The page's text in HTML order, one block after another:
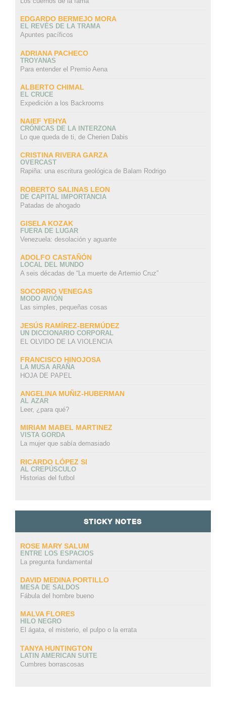
EDGARDO BERMEJO MORA
EL REVÉS DE LA TRAMA
Apuntes pacíficos
ADRIANA PACHECO
TROYANAS
Para entender el Premio Aena
ALBERTO CHIMAL
EL CRUCE
Expedición a los Backrooms
NAIEF YEHYA
CRÓNICAS DE LA INTERZONA
Lo que queda de ti, de Cherien Dabis
CRISTINA RIVERA GARZA
OVERCAST
Rapiña: una escritura geológica de Balam Rodrigo
ROBERTO SALINAS LEON
DE CAPITAL IMPORTANCIA
Patadas de ahogado
GISELA KOZAK
FUERA DE LUGAR
Venezuela: desolación y aguante
ADOLFO CASTAÑÓN
LOCAL DEL MUNDO
A seis décadas de “La muerte de Artemio Cruz”
SOCORRO VENEGAS
MODO AVIÓN
Las simples, pequeñas cosas
JESÚS RAMÍREZ-BERMÚDEZ
UN DICCIONARIO CORPORAL
EL OLVIDO DE LA VIOLENCIA
FRANCISCO HINOJOSA
LA MUSA ARAÑA
HOJA DE PAPEL
ANGELINA MUÑIZ-HUBERMAN
AL AZAR
Leer, ¿para qué?
MIRIAM MABEL MARTINEZ
VISTA GORDA
La mujer que sabía demasiado
RICARDO LÓPEZ SI
AL CREPÚSCULO
Historias del futbol
STICKY NOTES
ROSE MARY SALUM
ENTRE LOS ESPACIOS
La pregunta fundamental
DAVID MEDINA PORTILLO
MESA DE SALDOS
Fábula del hombre bueno
MALVA FLORES
HILO NEGRO
El ágata, el misterio, el pulpo o la errata
TANYA HUNTINGTON
LATIN AMERICAN SUITE
Cumbres borrascosas